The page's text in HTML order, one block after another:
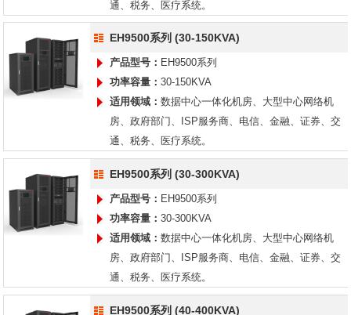
通、税务、医疗系统。
EH9500系列 (30-150KVA)
产品型号： EH9500系列
功率容量：30-150KVA
适用领域：数据中心一体化机房、大型中心网络机
房、政府部门、ISP服务商、电信、金融、证券、交
通、税务、医疗系统。
EH9500系列 (30-300KVA)
产品型号： EH9500系列
功率容量：30-300KVA
适用领域：数据中心一体化机房、大型中心网络机
房、政府部门、ISP服务商、电信、金融、证券、交
通、税务、医疗系统。
EH9500系列 (40-400KVA)